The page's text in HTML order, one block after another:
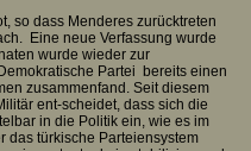
so dass Menderes zurücktreten
Eine neue Verfassung wurde
wurde wieder zur
Partei bereits einen
zusammenfand. Seit diesem
ent-scheidet, dass sich die
in die Politik ein, wie es im
das türkische Parteiensystem